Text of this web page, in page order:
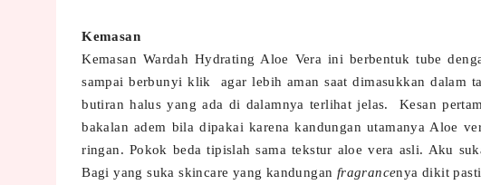
Kemasan
Kemasan Wardah Hydrating Aloe Vera ini berbentuk tube
sampai berbunyi klik agar lebih aman saat dimasukkan dalam
butiran halus yang ada di dalamnya terlihat jelas. Kesan
bakalan adem bila dipakai karena kandungan utamanya Aloe
ringan. Pokok beda tipislah sama tekstur aloe vera asli. Aku
Bagi yang suka skincare yang kandungan fragrancenya dikit